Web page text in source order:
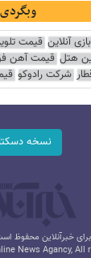
وبگردی
بازی آنلاین قیمت
هتل قیمت آهن
شرکت رادوکو
نسخه
خبرآنلاین محفوظ
News Agancy, All